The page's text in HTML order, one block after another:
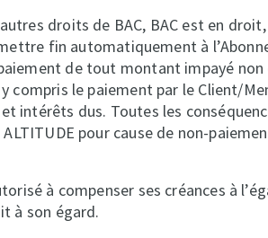
droits de BAC, BAC est en
fin automatiquement à
de tout montant impayé
compris le paiement par le Client/
intérêts dus. Toutes les
pour cause de non-
à compenser ses créances à
à son égard.